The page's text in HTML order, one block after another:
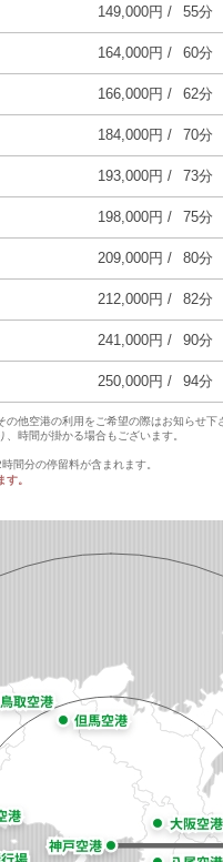
149,000円 / 55分
164,000円 / 60分
166,000円 / 62分
184,000円 / 70分
193,000円 / 73分
198,000円 / 75分
209,000円 / 80分
212,000円 / 82分
241,000円 / 90分
250,000円 / 94分
他空港の利用をご希望の際はお知らせ下
時間が掛かる場合もございます。
間分の停留料が含まれます。
。